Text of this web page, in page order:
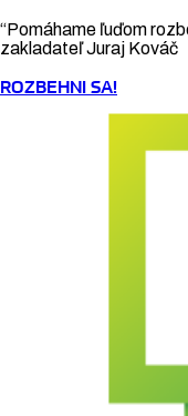
“Pomáhame ľuďom
zakladateľ Juraj Kováč
ROZBEHNI SA!